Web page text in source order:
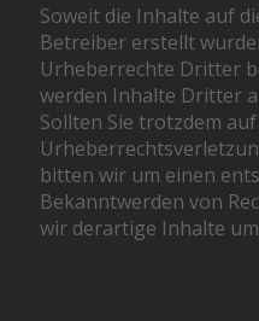
Soweit die Inhalte auf
Betreiber erstellt
Urheberrechte Dritter
werden Inhalte Dritter
Sollten Sie trotzdem
bitten wir um einen
Bekanntwerden von
wir derartige Inhalte